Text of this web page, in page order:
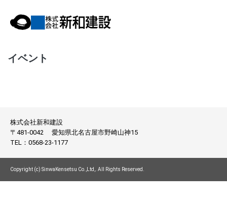
イベント
株式会社新和建設
〒481-0042
愛知県北名古屋市野崎山神15
TEL： 0568-23-1177
Copyright (c) SinwaKensetsu Co.,Ltd,. All Rights Reserved.